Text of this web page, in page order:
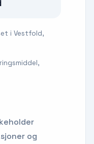
i Vestfold,
og